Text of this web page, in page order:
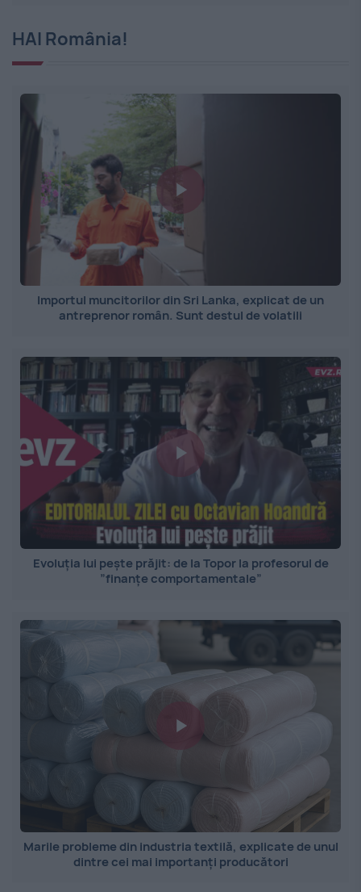
HAI România!
Importul muncitorilor din Sri Lanka, explicat de un
antreprenor român. Sunt destul de volatili
Evoluția lui pește prăjit: de la Topor la profesorul de
”finanțe comportamentale”
Marile probleme din industria textilă, explicate de unul
dintre cei mai importanți producători